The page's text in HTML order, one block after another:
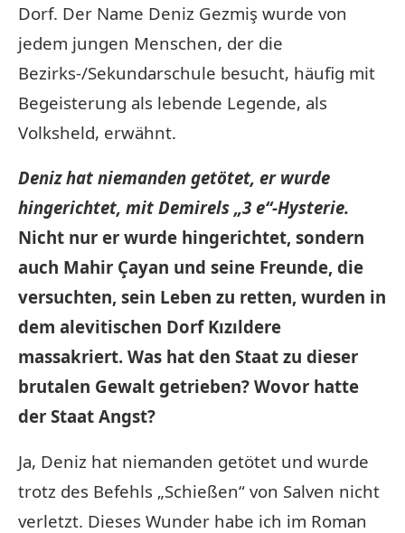
Dorf. Der Name Deniz Gezmiş wurde von
jedem jungen Menschen, der die
Bezirks-/Sekundarschule besucht, häufig mit
Begeisterung als lebende Legende, als
Volksheld, erwähnt.
Deniz hat niemanden getötet, er wurde
hingerichtet, mit Demirels „3 e“-Hysterie.
Nicht nur er wurde hingerichtet, sondern
auch Mahir Çayan und seine Freunde, die
versuchten, sein Leben zu retten, wurden in
dem alevitischen Dorf Kızıldere
massakriert. Was hat den Staat zu dieser
brutalen Gewalt getrieben? Wovor hatte
der Staat Angst?
Ja, Deniz hat niemanden getötet und wurde
trotz des Befehls „Schießen“ von Salven nicht
verletzt. Dieses Wunder habe ich im Roman